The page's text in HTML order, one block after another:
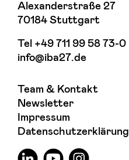
Alexanderstraße 27
70184 Stuttgart
Tel +49 711 99 58 73-0
info@iba27.de
Team & Kontakt
Newsletter
Impressum
Datenschutzerklärung